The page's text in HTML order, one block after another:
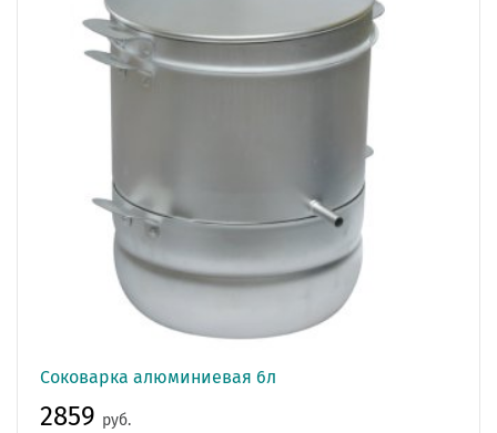
Соковарка алюминиевая 6л
2859 руб.